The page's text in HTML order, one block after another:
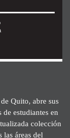
Quito, abre sus
estudiantes en
colección
las áreas del